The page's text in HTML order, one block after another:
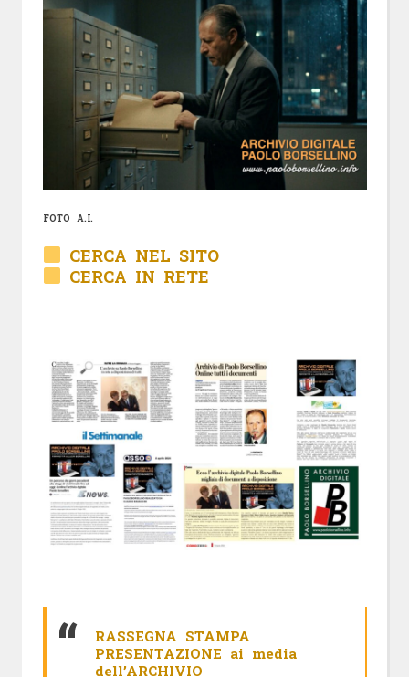
FOTO A.I.
CERCA NEL SITO
CERCA IN RETE
RASSEGNA STAMPA
PRESENTAZIONE ai media
dell’ARCHIVIO